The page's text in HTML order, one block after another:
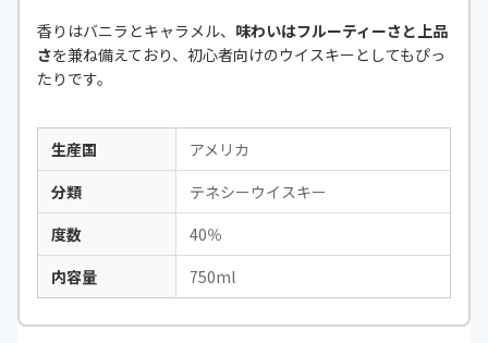
香りはバニラとキャラメル、 味わいはフルーティーさと上品
さを兼ね備えており、初心者向けのウイスキーとしてもぴっ
たりです。
生産国
アメリカ
分類
テネシーウイスキー
度数
40％
内容量
750ml